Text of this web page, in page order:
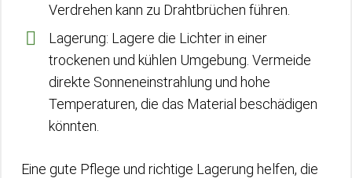
Verdrehen kann zu Drahtbrüchen führen.
Lagerung: Lagere die Lichter in einer
trockenen und kühlen Umgebung. Vermeide
direkte Sonneneinstrahlung und hohe
Temperaturen, die das Material beschädigen
könnten.
Eine gute Pflege und richtige Lagerung helfen, die